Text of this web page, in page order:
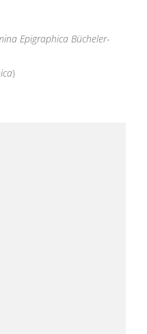
Epigraphica Bücheler-
)